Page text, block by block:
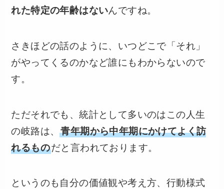
れた特定の年齢はないんですね。
さきほどの話のように、いつどこで「それ」
がやってくるのかなど誰にもわからないので
す。
ただそれでも、統計として多いのはこの人生
の岐路は、青年期から中年期にかけてよく訪
れるものだと言われております。
というのも自分の価値観や考え方、行動様式